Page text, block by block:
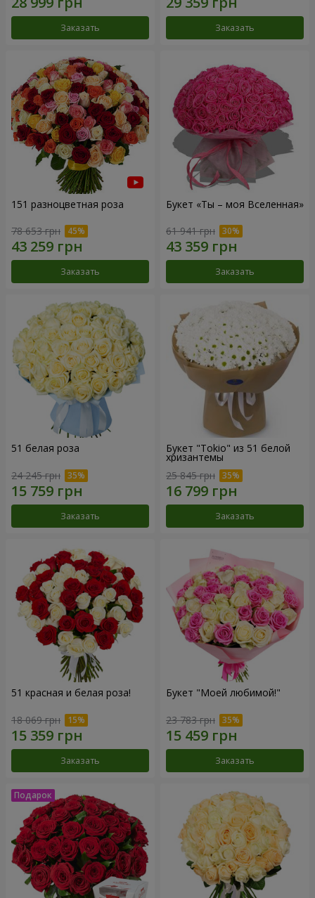
Заказать Заказать
151 разноцветная роза
78 653 грн
Заказать
Букет «Ты – моя Вселенная»
61 941 грн
Заказать
51 белая роза
24 245 грн
Заказать
Букет "Tokio" из 51 белой
хризантемы
25 845 грн
Заказать
51 красная и белая роза!
18 069 грн
Заказать
Букет "Моей любимой!"
23 783 грн
Заказать